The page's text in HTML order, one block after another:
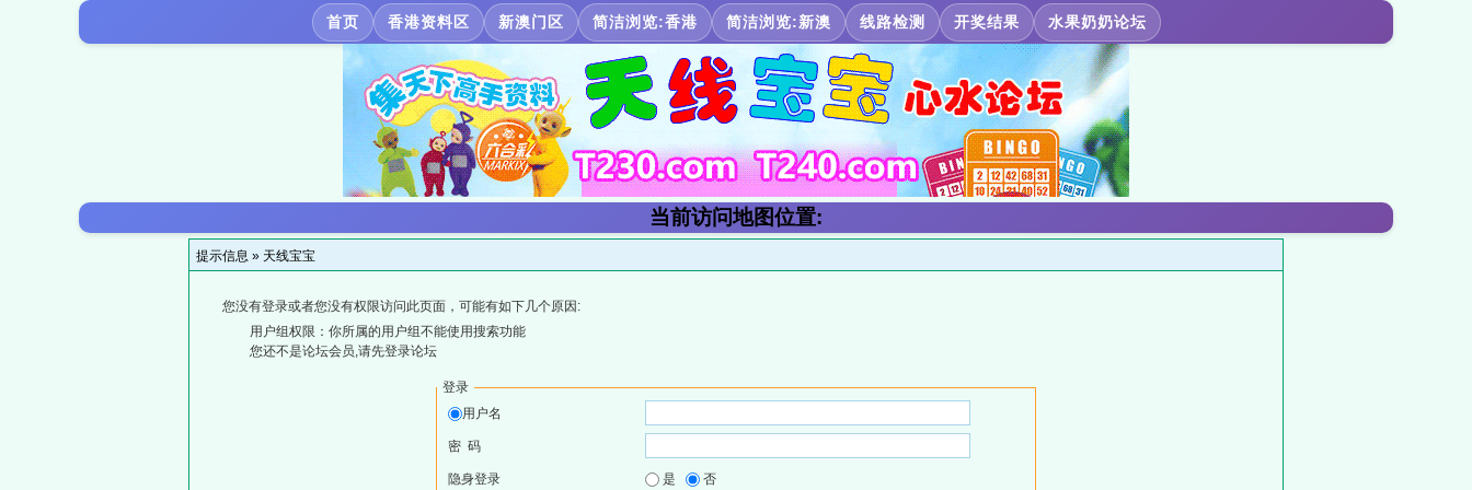
首页 香港资料区 新澳门区 简洁浏览:香港 简洁浏览:新澳 线路检测 开奖结果 水果奶奶论坛
当前访问地图位置:
提示信息 » 天线宝宝
您没有登录或者您没有权限访问此页面，可能有如下几个原因:
用户组权限：你所属的用户组不能使用搜索功能
您还不是论坛会员,请先登录论坛
登录
用户名
密 码
隐身登录 是 否